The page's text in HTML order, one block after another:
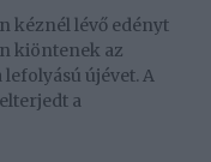
kéznél lévő edényt
kiöntenek az
újévet. A
a